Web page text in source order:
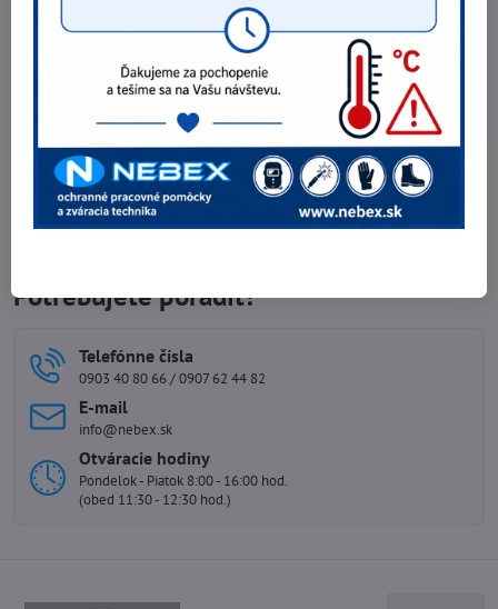
Obuv BNN WELDER S3L High
56 €
45,53 €bez DPH
Zobraziť
Obuv Ardon WELDER O1 HRO
48,28 €
39,25 €bez DPH
Potrebujete poradiť?
Telefónne čísla
0903 40 80 66 / 0907 62 44 82
E-mail
info@nebex.sk
Otváracie hodiny
Pondelok - Piatok 8:00 - 16:00 hod.
(obed 11:30 - 12:30 hod.)